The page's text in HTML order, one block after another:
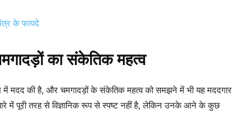
के फायदे
का संकेतिक महत्व
में मदद की है, और चमगादड़ों के संकेतिक महत्व को समझने में भी यह मददगार
में पूरी तरह से विज्ञानिक रूप से स्पष्ट नहीं है, लेकिन उनके आने के कुछ